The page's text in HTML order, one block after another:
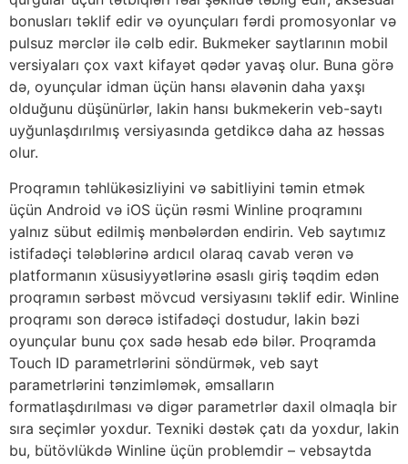
bonusları təklif edir və oyunçuları fərdi promosyonlar və
pulsuz mərclər ilə cəlb edir. Bukmeker saytlarının mobil
versiyaları çox vaxt kifayət qədər yavaş olur. Buna görə
də, oyunçular idman üçün hansı əlavənin daha yaxşı
olduğunu düşünürlər, lakin hansı bukmekerin veb-saytı
uyğunlaşdırılmış versiyasında getdikcə daha az həssas
olur.
Proqramın təhlükəsizliyini və sabitliyini təmin etmək
üçün Android və iOS üçün rəsmi Winline proqramını
yalnız sübut edilmiş mənbələrdən endirin. Veb saytımız
istifadəçi tələblərinə ardıcıl olaraq cavab verən və
platformanın xüsusiyyətlərinə əsaslı giriş təqdim edən
proqramın sərbəst mövcud versiyasını təklif edir. Winline
proqramı son dərəcə istifadəçi dostudur, lakin bəzi
oyunçular bunu çox sadə hesab edə bilər. Proqramda
Touch ID parametrlərini söndürmək, veb sayt
parametrlərini tənzimləmək, əmsalların
formatlaşdırılması və digər parametrlər daxil olmaqla bir
sıra seçimlər yoxdur. Texniki dəstək çatı da yoxdur, lakin
bu, bütövlükdə Winline üçün problemdir – vebsaytda